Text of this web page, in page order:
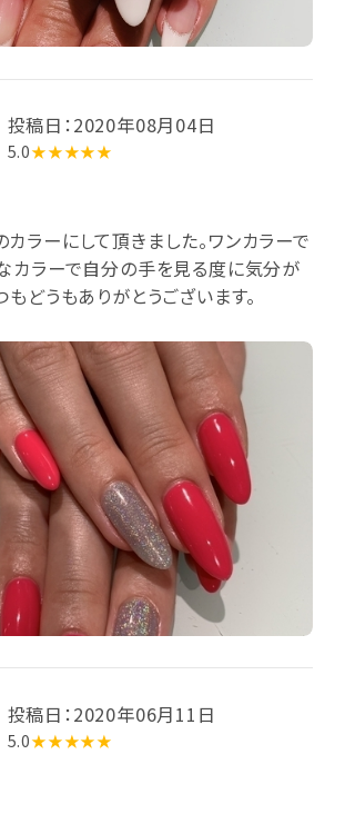
投稿日：2020年08月04日
5.0★★★★★
ラーにして頂きました。ワンカラーで
カラーで自分の手を見る度に気分が
もどうもありがとうございます。
投稿日：2020年06月11日
5.0★★★★★